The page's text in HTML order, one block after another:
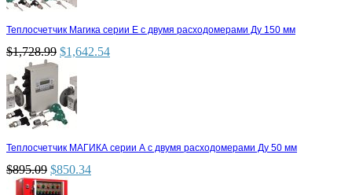
Теплосчетчик Магика серии Е с двумя расходомерами Ду 150 мм
$1,728.99 $1,642.54
Теплосчетчик МАГИКА серии А с двумя расходомерами Ду 50 мм
$895.09 $850.34